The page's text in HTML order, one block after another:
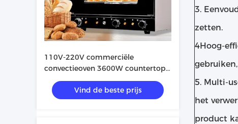
110V-220V commerciële
convectieoven 3600W countertop
pizzaoven
Vind de beste prijs
3.
zetten.
4Hoog-
5. Multi-
het
product